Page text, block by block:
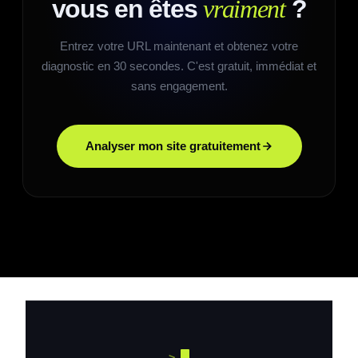
vous en êtesvraiment?
Entrez votre URL maintenant et obtenez votre
diagnostic en 30 secondes. C'est gratuit, immédiat et
sans engagement.
Analyser mon site gratuitement